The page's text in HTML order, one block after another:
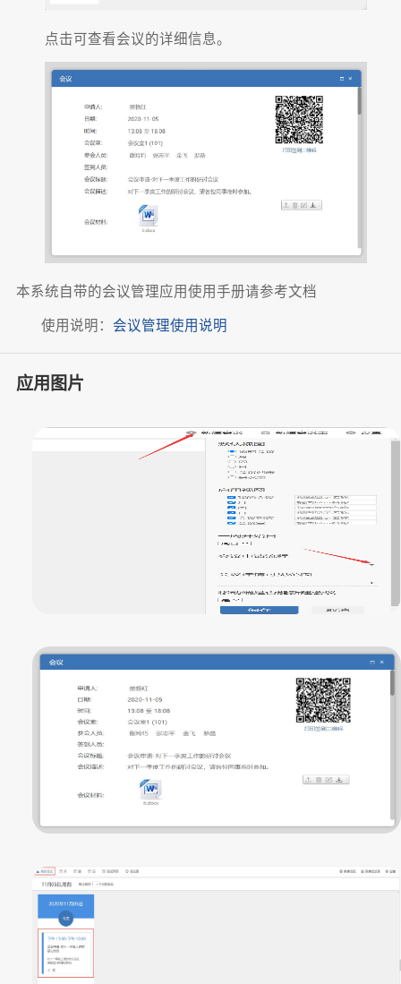
点击可查看会议的详细信息。
本系统自带的会议管理应用使用手册请参考文档
使用说明： 会议管理使用说明
应用图片